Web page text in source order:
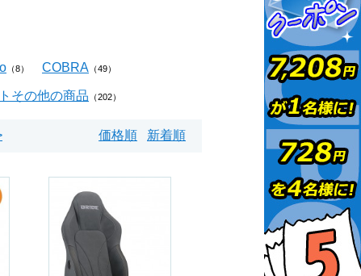
（8） COBRA （49）
その他の商品 （202）
価格順 新着順